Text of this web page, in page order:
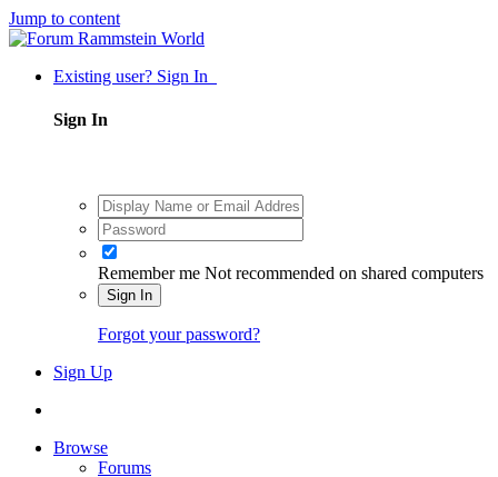
Jump to content
Existing user? Sign In
Sign In
Remember me Not recommended on shared computers
Sign In
Forgot your password?
Sign Up
Browse
Forums